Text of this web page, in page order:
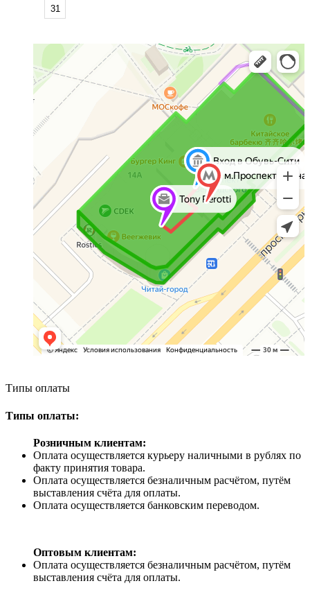
31
Типы оплаты
Типы оплаты:
Розничным клиентам:
Оплата осуществляется курьеру наличными в рублях по
факту принятия товара.
Оплата осуществляется безналичным расчётом, путём
выставления счёта для оплаты.
Оплата осуществляется банковским переводом.
Оптовым клиентам:
Оплата осуществляется безналичным расчётом, путём
выставления счёта для оплаты.